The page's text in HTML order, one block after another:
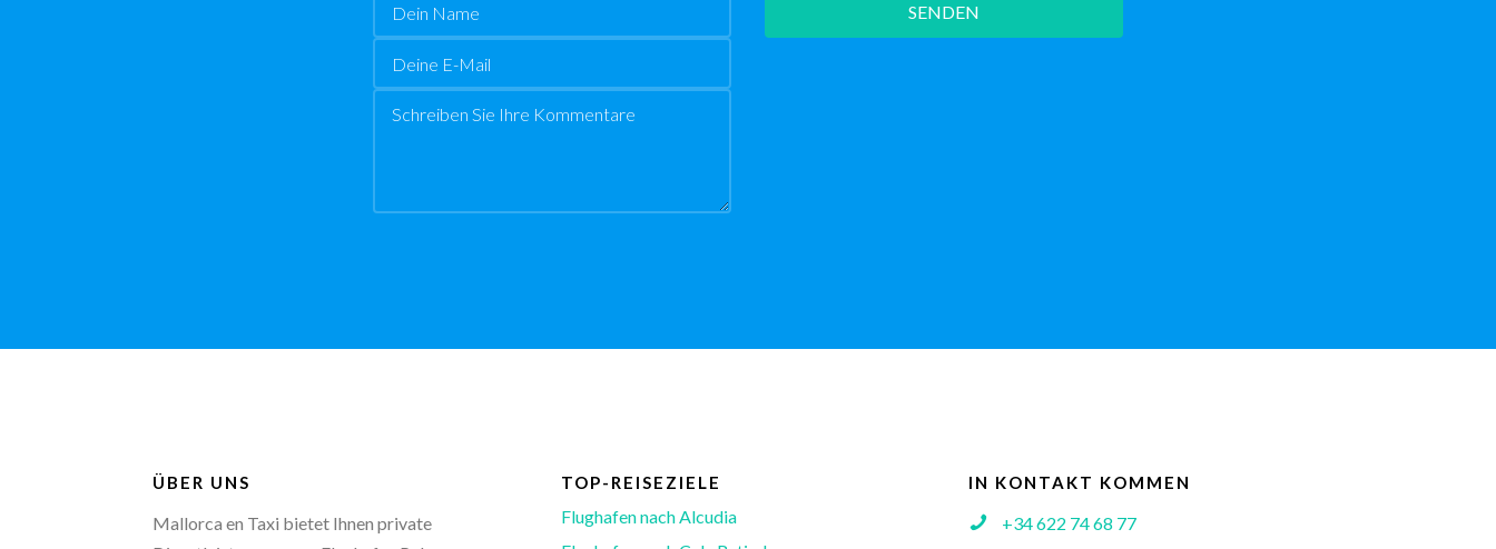
SENDEN
ÜBER UNS
Mallorca en Taxi bietet Ihnen private
TOP-REISEZIELE
Flughafen nach Alcudia
IN KONTAKT KOMMEN
+34 622 74 68 77